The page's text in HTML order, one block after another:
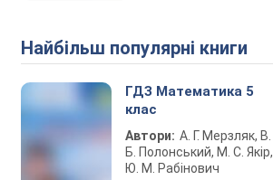
Найбільш популярні книги
ГДЗ Математика 5
клас
Автори: А. Г. Мерзляк, В.
Б. Полонський, М. С. Якір,
Ю. М. Рабінович